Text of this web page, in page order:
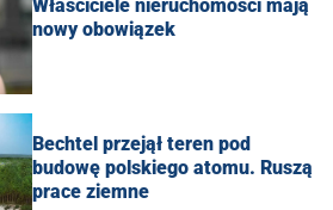
Właściciele nieruchomości mają
nowy obowiązek
Bechtel przejął teren pod
budowę polskiego atomu. Ruszą
prace ziemne